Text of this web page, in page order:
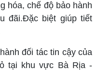
hóa, chế độ bảo hành
đãi.Đặc biệt giúp tiết
đối tác tin cậy của
tại khu vực Bà Rịa -